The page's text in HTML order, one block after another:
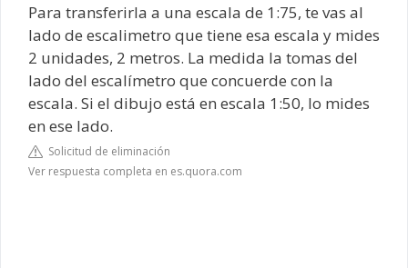
Para transferirla a una escala de 1:75, te vas al
lado de escalimetro que tiene esa escala y mides
2 unidades, 2 metros. La medida la tomas del
lado del escalímetro que concuerde con la
escala. Si el dibujo está en escala 1:50, lo mides
en ese lado.
Solicitud de eliminación
Ver respuesta completa en es.quora.com